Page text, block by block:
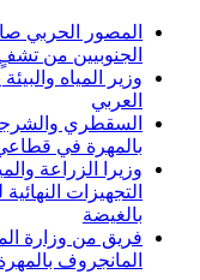
المصور الحربي
الجنوبيين من تشفٍ
وزير المياه
العربي
السقطري
بالمهرة في قطاعي
وزيرا الزراعة
التجهيزات
بالغيضة
فريق من وزارة
المانجروف